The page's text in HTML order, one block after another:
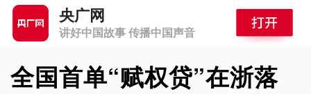
央广网
讲好中国故事 传播中国声音
全国首单“赋权贷”在浙落